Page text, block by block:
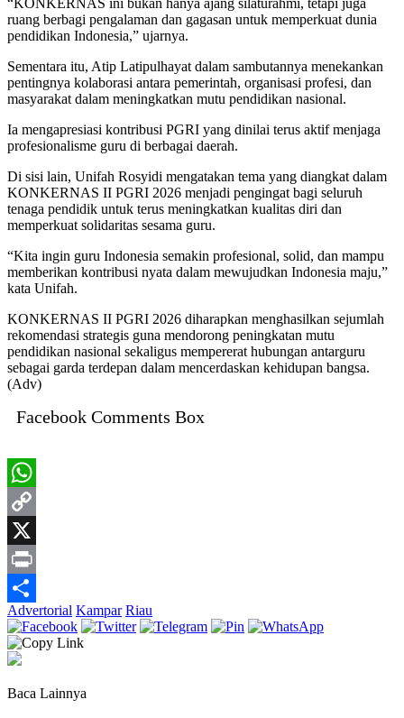
ruang berbagi pengalaman dan gagasan untuk memperkuat dunia
pendidikan Indonesia,” ujarnya.
Sementara itu, Atip Latipulhayat dalam sambutannya menekankan
pentingnya kolaborasi antara pemerintah, organisasi profesi, dan
masyarakat dalam meningkatkan mutu pendidikan nasional.
Ia mengapresiasi kontribusi PGRI yang dinilai terus aktif menjaga
profesionalisme guru di berbagai daerah.
Di sisi lain, Unifah Rosyidi mengatakan tema yang diangkat dalam
KONKERNAS II PGRI 2026 menjadi pengingat bagi seluruh
tenaga pendidik untuk terus meningkatkan kualitas diri dan
memperkuat solidaritas sesama guru.
“Kita ingin guru Indonesia semakin profesional, solid, dan mampu
memberikan kontribusi nyata dalam mewujudkan Indonesia maju,”
kata Unifah.
KONKERNAS II PGRI 2026 diharapkan menghasilkan sejumlah
rekomendasi strategis guna mendorong peningkatan mutu
pendidikan nasional sekaligus mempererat hubungan antarguru
sebagai garda terdepan dalam mencerdaskan kehidupan bangsa.
(Adv)
Facebook Comments Box
WhatsApp
Copy
Link
X
Print
Share
Advertorial Kampar Riau
Baca Lainnya